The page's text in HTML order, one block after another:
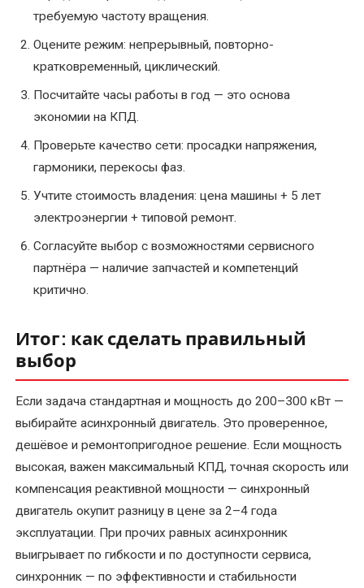
требуемую частоту вращения.
Оцените режим: непрерывный, повторно-
кратковременный, циклический.
Посчитайте часы работы в год — это основа
экономии на КПД.
Проверьте качество сети: просадки напряжения,
гармоники, перекосы фаз.
Учтите стоимость владения: цена машины + 5 лет
электроэнергии + типовой ремонт.
Согласуйте выбор с возможностями сервисного
партнёра — наличие запчастей и компетенций
критично.
Итог: как сделать правильный
выбор
Если задача стандартная и мощность до 200–300 кВт —
выбирайте асинхронный двигатель. Это проверенное,
дешёвое и ремонтопригодное решение. Если мощность
высокая, важен максимальный КПД, точная скорость или
компенсация реактивной мощности — синхронный
двигатель окупит разницу в цене за 2–4 года
эксплуатации. При прочих равных асинхронник
выигрывает по гибкости и по доступности сервиса,
синхронник — по эффективности и стабильности